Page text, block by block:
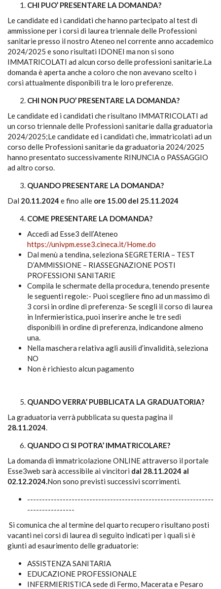
CHI PUO’ PRESENTARE LA DOMANDA?
Le candidate ed i candidati che hanno partecipato al test di
ammissione per i corsi di laurea triennale delle Professioni
sanitarie presso il nostro Ateneo nel corrente anno accademico
2024/2025 e sono risultati IDONEI ma non si sono
IMMATRICOLATI ad alcun corso delle professioni sanitarie.La
domanda è aperta anche a coloro che non avevano scelto i
corsi attualmente disponibili tra le loro preferenze.
CHI NON PUO’ PRESENTARE LA DOMANDA?
Le candidate ed i candidati che risultano IMMATRICOLATI ad
un corso triennale delle Professioni sanitarie dalla graduatoria
2024/2025;Le candidate ed i candidati che, immatricolati ad un
corso delle Professioni sanitarie da graduatoria 2024/2025
hanno presentato successivamente RINUNCIA o PASSAGGIO
ad altro corso.
QUANDO PRESENTARE LA DOMANDA?
Dal 20.11.2024 e fino alle ore 15.00 del 25.11.2024
COME PRESENTARE LA DOMANDA?
Accedi ad Esse3 dell’Ateneo
https://univpm.esse3.cineca.it/Home.do
Dal menù a tendina, seleziona SEGRETERIA – TEST
D’AMMISSIONE – RIASSEGNAZIONE POSTI
PROFESSIONI SANITARIE
Compila le schermate della procedura, tenendo presente
le seguenti regole:- Puoi scegliere fino ad un massimo di
3 corsi in ordine di preferenza- Se scegli il corso di laurea
in Infermieristica, puoi inserire anche le tre sedi
disponibili in ordine di preferenza, indicandone almeno
una.
Nella maschera relativa agli ausili d’invalidità, seleziona
NO
Non è richiesto alcun pagamento
QUANDO VERRA’ PUBBLICATA LA GRADUATORIA?
La graduatoria verrà pubblicata su questa pagina il
28.11.2024.
QUANDO CI SI POTRA’ IMMATRICOLARE?
La domanda di immatricolazione ONLINE attraverso il portale
Esse3web sarà accessibile ai vincitori dal 28.11.2024 al
02.12.2024.Non sono previsti successivi scorrimenti.
---------------------------------------------------------------
----------------
Si comunica che al termine del quarto recupero risultano posti
vacanti nei corsi di laurea di seguito indicati per i quali si è
giunti ad esaurimento delle graduatorie:
ASSISTENZA SANITARIA
EDUCAZIONE PROFESSIONALE
INFERMIERISTICA sede di Fermo, Macerata e Pesaro